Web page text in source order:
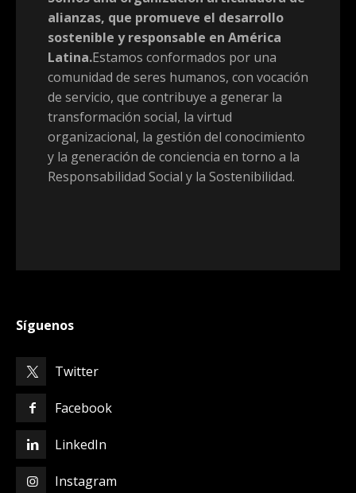
alianzas, que promueve el desarrollo
sostenible y responsable en América
Latina.Estamos conformados por una
comunidad de seres humanos, con vocación
de servicio, que contribuye a generar la
transformación social, la virtud
organizacional, la gestión del conocimiento
y la generación de conciencia en torno a la
Responsabilidad Social y la Sostenibilidad.
Síguenos
Twitter
Facebook
LinkedIn
Instagram